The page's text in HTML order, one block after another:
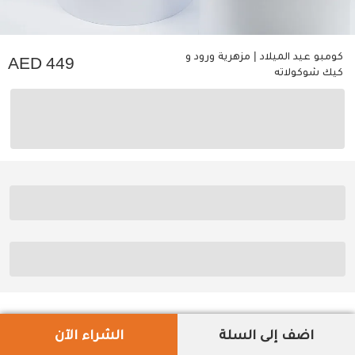
كومبو عيد الميلاد | مزهرية ورود و
كيك شوكولاته
449
اضف إلى السلة الشراء الآن